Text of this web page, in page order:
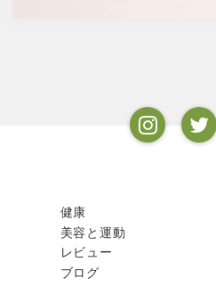
健康
美容と運動
レビュー
ブログ